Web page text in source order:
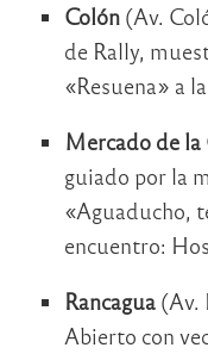
Colón(Av.
de Rally,
«Resuena» a
Mercado de
guiado por la
«Aguaducho,
encuentro:
Rancagua (Av.
Abierto con